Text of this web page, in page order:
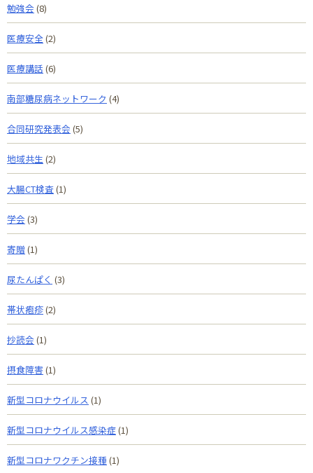
勉強会 (8)
医療安全(2)
医療講話 (6)
南部糖尿病ネットワーク (4)
合同研究発表会 (5)
地域共生 (2)
大腸CT検査(1)
学会 (3)
寄贈 (1)
尿たんぱく (3)
帯状疱疹(2)
抄読会 (1)
摂食障害 (1)
新型コロナウイルス (1)
新型コロナウイルス感染症(1)
新型コロナワクチン接種 (1)